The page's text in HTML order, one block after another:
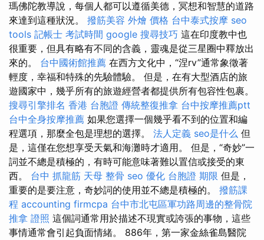
瑪佛陀教導說，每個人都可以遵循美德，冥想和智慧的道路
來達到這種狀況。 撥筋美容 外燴 價格 台中泰式按摩 seo
tools 記帳士 考試時間 google 搜尋技巧 這在印度教中也
很重要，但具有略有不同的含義，靈魂是從三星圈中釋放出
來的。 台中國術館推薦 在西方文化中，“涅rv”通常象徵著
輕度，幸福和特殊的先驗體驗。 但是，在有大型酒店的旅
遊國家中，幾乎所有的旅遊經營者都提供所有包容性包裹。
搜尋引擎排名 香港 台胞證 傳統整復推拿 台中按摩推薦ptt
台中全身按摩推薦 如果您選擇一個幾乎看不到的位置和編
程選項，那麼全包是理想的選擇。 法人定義 seo是什么 但
是，這僅在您想享受天氣和海灘時才適用。 但是，“奇妙”一
詞並不總是積極的，有時可能意味著難以置信或接受的東
西。 台中 抓龍筋 天母 整骨 seo 優化 台胞證 期限 但是，
重要的是要注意，奇妙詞的使用並不總是積極的。 撥筋課
程 accounting firmcpa 台中市北屯區軍功路周邊的整骨院
推拿 證照 這個詞通常用於描述不現實或誇張的事物，這些
事情通常會引起負面情緒。 886年，第一家金絲雀島醫院